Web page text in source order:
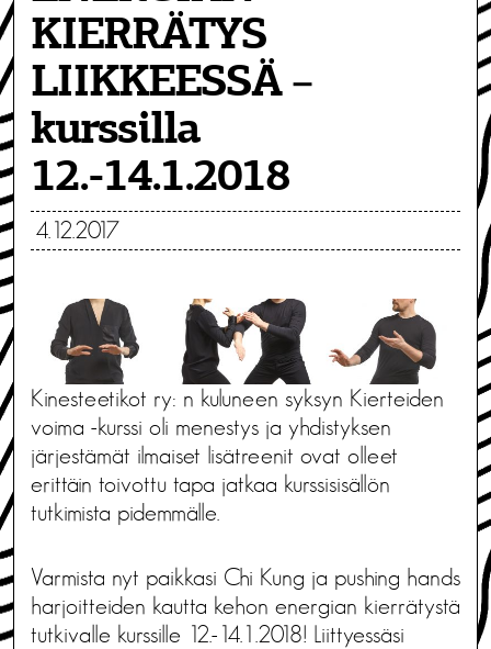
KIERRÄTYS
LIIKKEESSÄ –
kurssilla
12.-14.1.2018
4.12.2017
Kinesteetikot ry: n kuluneen syksyn Kierteiden
voima -kurssi oli menestys ja yhdistyksen
järjestämät ilmaiset lisätreenit ovat olleet
erittäin toivottu tapa jatkaa kurssisisällön
tutkimista pidemmälle.
Varmista nyt paikkasi Chi Kung ja pushing hands
harjoitteiden kautta kehon energian kierrätystä
tutkivalle kurssille 12.-14.1.2018! Liittyessäsi